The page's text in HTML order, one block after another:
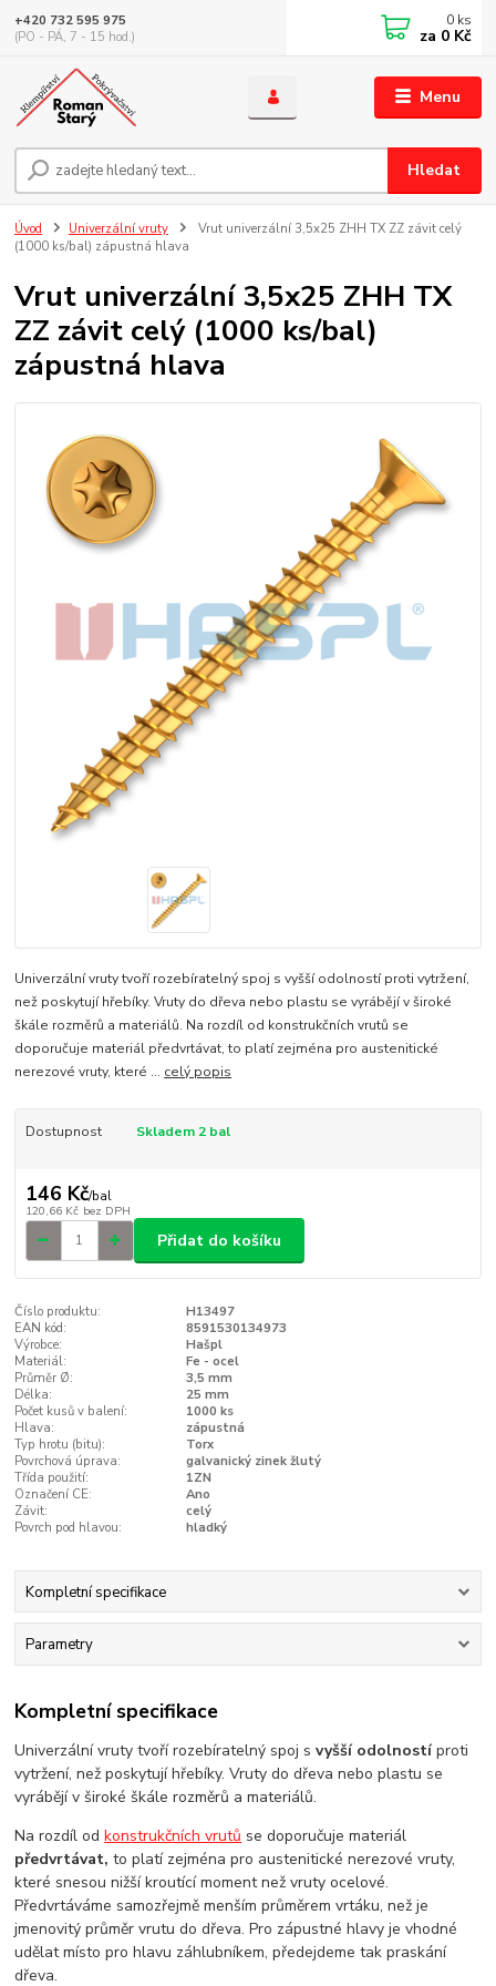
Menu
Hledat
+420 732 595 975
(PO - PÁ, 7 - 15 hod.)
0 ks
za 0 Kč
Úvod Univerzální vruty
Vrut univerzální 3,5x25 ZHH TX ZZ závit celý
(1000 ks/bal) zápustná hlava
Vrut univerzální 3,5x25 ZHH TX
ZZ závit celý (1000 ks/bal)
zápustná hlava
Univerzální vruty tvoří rozebíratelný spoj s vyšší odolností proti vytržení,
než poskytují hřebíky. Vruty do dřeva nebo plastu se vyrábějí v široké
škále rozměrů a materiálů. Na rozdíl od konstrukčních vrutů se
doporučuje materiál předvrtávat, to platí zejména pro austenitické
nerezové vruty, které ... celý popis
Dostupnost Skladem 2 bal
146 Kč/bal
120,66 Kč bez DPH
Přidat do košíku
Číslo produktu:
H13497
EAN kód:
8591530134973
Výrobce:
Hašpl
Materiál:
Fe - ocel
Průměr Ø:
3,5 mm
Délka:
25 mm
Počet kusů v balení:
1000 ks
Hlava:
zápustná
Typ hrotu (bitu):
Torx
Povrchová úprava:
galvanický zinek žlutý
Třída použití:
1ZN
Označení CE:
Ano
Závit:
celý
Povrch pod hlavou:
hladký
Kompletní specifikace
Parametry
Kompletní specifikace
Univerzální vruty tvoří rozebíratelný spoj svyšší odolnostíproti
vytržení, než poskytují hřebíky. Vruty do dřeva nebo plastu se
vyrábějí v široké škále rozměrů a materiálů.
Na rozdíl odkonstrukčních vrutů se doporučuje materiál
předvrtávat, to platí zejména pro austenitické nerezové vruty,
které snesou nižší kroutící moment než vruty ocelové.
Předvrtáváme samozřejmě menším průměrem vrtáku, než je
jmenovitý průměr vrutu do dřeva. Pro zápustné hlavy je vhodné
udělat místo pro hlavu záhlubníkem, předejdeme tak praskání
dřeva.